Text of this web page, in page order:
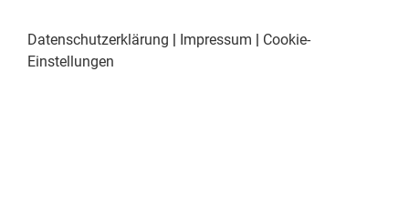
Datenschutzerklärung | Impressum | Cookie-
Einstellungen